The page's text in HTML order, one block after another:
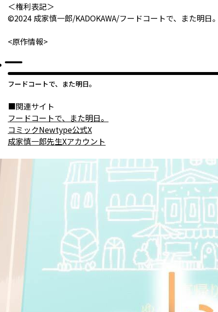
＜権利表記＞
©2024 成家慎⼀郎/KADOKAWA/フードコートで、また明⽇
<原作情報>
フードコートで、また明日。
フードコートで、また明日。
コミックNewtype公式X
成家慎一郎先生Xアカウント